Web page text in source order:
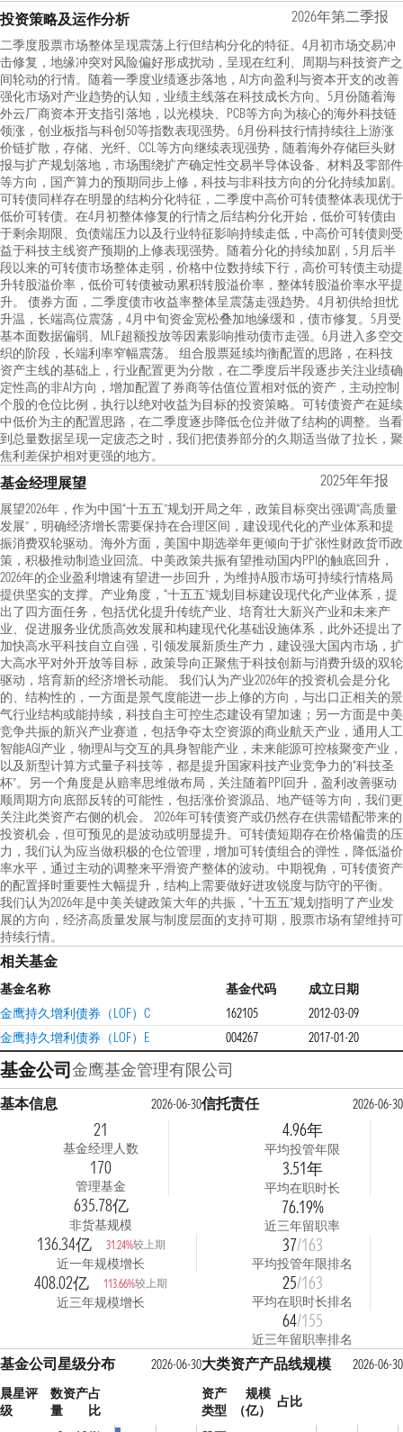
投资策略及运作分析 2026年第二季报
二季度股票市场整体呈现震荡上行但结构分化的特征。4月初市场交易冲
击修复，地缘冲突对风险偏好形成扰动，呈现在红利、周期与科技资产之
间轮动的行情。随着一季度业绩逐步落地，AI方向盈利与资本开支的改善
强化市场对产业趋势的认知，业绩主线落在科技成长方向。5月份随着海
外云厂商资本开支指引落地，以光模块、PCB等方向为核心的海外科技链
领涨，创业板指与科创50等指数表现强势。6月份科技行情持续往上游涨
价链扩散，存储、光纤、CCL等方向继续表现强势，随着海外存储巨头财
报与扩产规划落地，市场围绕扩产确定性交易半导体设备、材料及零部件
等方向，国产算力的预期同步上修，科技与非科技方向的分化持续加剧。
可转债同样存在明显的结构分化特征，二季度中高价可转债整体表现优于
低价可转债。在4月初整体修复的行情之后结构分化开始，低价可转债由
于剩余期限、负债端压力以及行业特征影响持续走低，中高价可转债则受
益于科技主线资产预期的上修表现强势。随着分化的持续加剧，5月后半
段以来的可转债市场整体走弱，价格中位数持续下行，高价可转债主动提
升转股溢价率，低价可转债被动累积转股溢价率，整体转股溢价率水平提
升。 债券方面，二季度债市收益率整体呈震荡走强趋势。4月初供给担忧
升温，长端高位震荡，4月中旬资金宽松叠加地缘缓和，债市修复。5月受
基本面数据偏弱、MLF超额投放等因素影响推动债市走强。6月进入多空交
织的阶段，长端利率窄幅震荡。 组合股票延续均衡配置的思路，在科技
资产主线的基础上，行业配置更为分散，在二季度后半段逐步关注业绩确
定性高的非AI方向，增加配置了券商等估值位置相对低的资产，主动控制
个股的仓位比例，执行以绝对收益为目标的投资策略。可转债资产在延续
中低价为主的配置思路，在二季度逐步降低仓位并做了结构的调整。当看
到总量数据呈现一定疲态之时，我们把债券部分的久期适当做了拉长，聚
焦利差保护相对更强的地方。
基金经理展望 2025年年报
展望2026年，作为中国“十五五”规划开局之年，政策目标突出强调“高质量
发展”，明确经济增长需要保持在合理区间，建设现代化的产业体系和提
振消费双轮驱动。海外方面，美国中期选举年更倾向于扩张性财政货币政
策，积极推动制造业回流。中美政策共振有望推动国内PPI的触底回升，
2026年的企业盈利增速有望进一步回升，为维持A股市场可持续行情格局
提供坚实的支撑。产业角度，“十五五”规划目标建设现代化产业体系，提
出了四方面任务，包括优化提升传统产业、培育壮大新兴产业和未来产
业、促进服务业优质高效发展和构建现代化基础设施体系，此外还提出了
加快高水平科技自立自强，引领发展新质生产力，建设强大国内市场，扩
大高水平对外开放等目标，政策导向正聚焦于科技创新与消费升级的双轮
驱动，培育新的经济增长动能。 我们认为产业2026年的投资机会是分化
的、结构性的，一方面是景气度能进一步上修的方向，与出口正相关的景
气行业结构或能持续，科技自主可控生态建设有望加速；另一方面是中美
竞争共振的新兴产业赛道，包括争夺太空资源的商业航天产业，通用人工
智能AGI产业，物理AI与交互的具身智能产业，未来能源可控核聚变产业，
以及新型计算方式量子科技等，都是提升国家科技产业竞争力的“科技圣
杯”。另一个角度是从赔率思维做布局，关注随着PPI回升，盈利改善驱动
顺周期方向底部反转的可能性，包括涨价资源品、地产链等方向，我们更
关注此类资产右侧的机会。 2026年可转债资产或仍然存在供需错配带来的
投资机会，但可预见的是波动或明显提升。可转债短期存在价格偏贵的压
力，我们认为应当做积极的仓位管理，增加可转债组合的弹性，降低溢价
率水平，通过主动的调整来平滑资产整体的波动。中期视角，可转债资产
的配置择时重要性大幅提升，结构上需要做好进攻锐度与防守的平衡。
我们认为2026年是中美关键政策大年的共振，“十五五”规划指明了产业发
展的方向，经济高质量发展与制度层面的支持可期，股票市场有望维持可
持续行情。
相关基金
基金名称 基金代码
成立日期
金鹰持久增利债券（LOF）C
162105
2012-03-09
金鹰持久增利债券（LOF）E
004267 2017-01-20
基金公司金鹰基金管理有限公司
基本信息 2026-06-30
21
基金经理人数
170
管理基金
635.78亿
非货基规模
136.34亿 31.24%较上期
近一年规模增长
408.02亿 113.66%较上期
近三年规模增长
信托责任 2026-06-30
4.96年
平均投管年限
3.51年
平均在职时长
76.19%
近三年留职率
37/163
平均投管年限排名
25/163
平均在职时长排名
64/155
近三年留职率排名
基金公司星级分布
2026-06-30
晨星评
级
数
量
资产占
比
大类资产产品线规模
2026-06-30
资产
类型
规模
（亿）
占比